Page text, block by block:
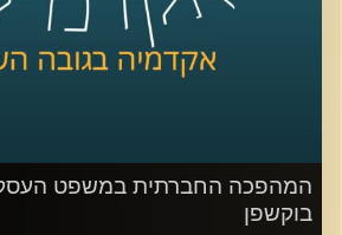
קרדיט תמונות:AudioVersity
המהפכה החברתית במשפט
בוקשפן